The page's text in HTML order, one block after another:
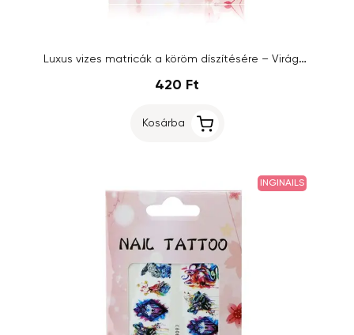
Luxus vizes matricák a köröm díszítésére – Virágok – A850
420 Ft
Kosárba
INGINAILS